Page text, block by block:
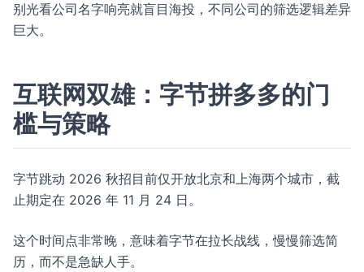
别光看公司名字响亮就盲目海投，不同公司的筛选逻辑差异
巨大。
互联网双雄：字节拼多多的门
槛与策略
字节跳动 2026 秋招目前仅开放北京和上海两个城市，截
止期定在 2026 年 11 月 24 日。
这个时间点非常晚，意味着字节在拉长战线，慢慢筛选简
历，而不是急缺人手。